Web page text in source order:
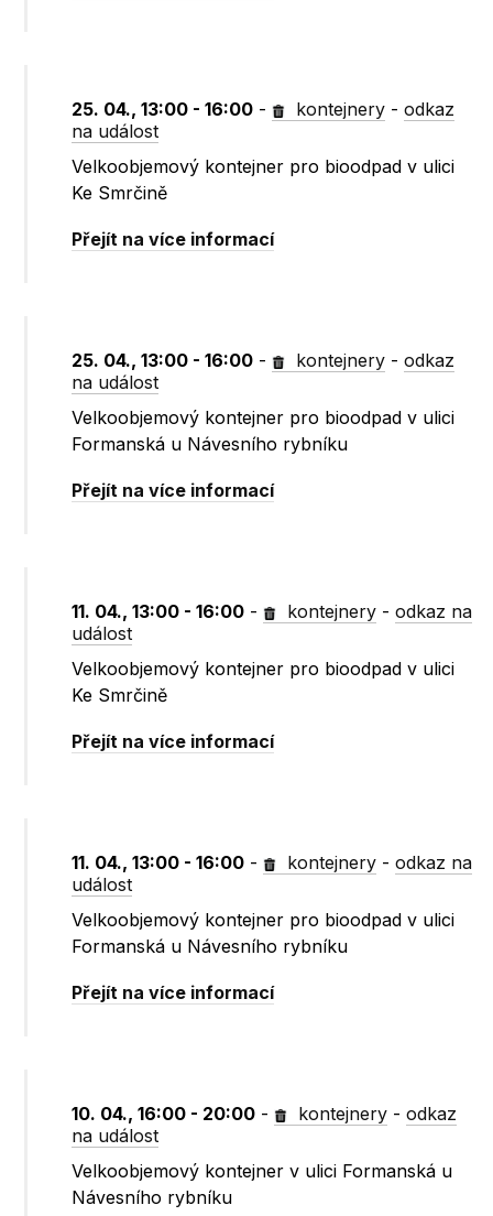
25. 04., 13:00 - 16:00 - kontejnery -odkaz
na událost
Velkoobjemový kontejner pro bioodpad v ulici
Ke Smrčině
Přejít na více informací
25. 04., 13:00 - 16:00 - kontejnery -odkaz
na událost
Velkoobjemový kontejner pro bioodpad v ulici
Formanská u Návesního rybníku
Přejít na více informací
11. 04., 13:00 - 16:00 - kontejnery -odkaz na
událost
Velkoobjemový kontejner pro bioodpad v ulici
Ke Smrčině
Přejít na více informací
11. 04., 13:00 - 16:00 - kontejnery -odkaz na
událost
Velkoobjemový kontejner pro bioodpad v ulici
Formanská u Návesního rybníku
Přejít na více informací
10. 04., 16:00 - 20:00 - kontejnery -odkaz
na událost
Velkoobjemový kontejner v ulici Formanská u
Návesního rybníku